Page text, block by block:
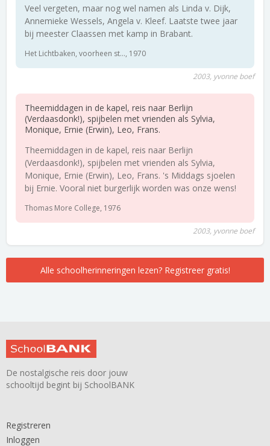
Veel vergeten, maar nog wel namen als Linda v. Dijk,
Annemieke Wessels, Angela v. Kleef. Laatste twee jaar
bij meester Claassen met kamp in Brabant.
Het Lichtbaken, voorheen st..., 1970
2003, yvonne boef
Theemiddagen in de kapel, reis naar Berlijn
(Verdaasdonk!), spijbelen met vrienden als Sylvia,
Monique, Ernie (Erwin), Leo, Frans.
Theemiddagen in de kapel, reis naar Berlijn
(Verdaasdonk!), spijbelen met vrienden als Sylvia,
Monique, Ernie (Erwin), Leo, Frans. 's Middags sjoelen
bij Ernie. Vooral niet burgerlijk worden was onze wens!
Thomas More College, 1976
2003, yvonne boef
Alle schoolherinneringen lezen? Registreer gratis!
De nostalgische reis door jouw
schooltijd begint bij SchoolBANK
Registreren
Inloggen